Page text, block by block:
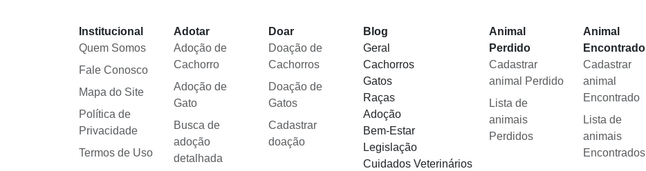
Institucional
Quem Somos
Fale Conosco
Mapa do Site
Política de
Privacidade
Termos de Uso
Adotar
Adoção de
Cachorro
Adoção de
Gato
Busca de
adoção
detalhada
Doar
Doação de
Cachorros
Doação de
Gatos
Cadastrar
doação
Blog
Geral
Cachorros
Gatos
Raças
Adoção
Bem-Estar
Legislação
Cuidados Veterinários
Animal
Perdido
Cadastrar
animal Perdido
Lista de
animais
Perdidos
Animal
Encontrado
Cadastrar
animal
Encontrado
Lista de
animais
Encontrados